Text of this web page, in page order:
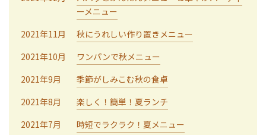
ーメニュー
2021年11月
秋にうれしい作り置きメニュー
2021年10月
ワンパンで秋メニュー
2021年9月
季節がしみこむ秋の食卓
2021年8月
楽しく！簡単！夏ランチ
2021年7月
時短でラクラク！夏メニュー